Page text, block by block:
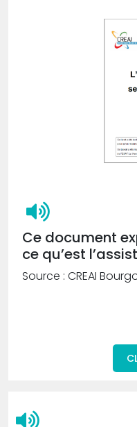
Ce document
ce qu’est
Source : CREAI